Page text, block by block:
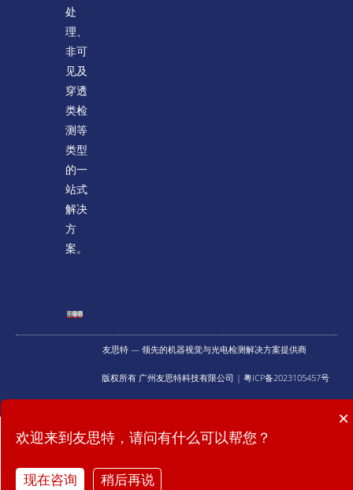
处
理、
非可
见及
穿透
类检
测等
类型
的一
站式
解决
方
案。
友思特 — 领先的机器视觉与光电检测解决方案提供商
版权所有 广州友思特科技有限公司 | 粤ICP备2023105457号
提供什么技术服务？
×
欢迎来到友思特，请问有什么可以帮您？
现在咨询 稍后再说